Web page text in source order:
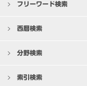
フリーワード検索
西暦検索
分野検索
索引検索